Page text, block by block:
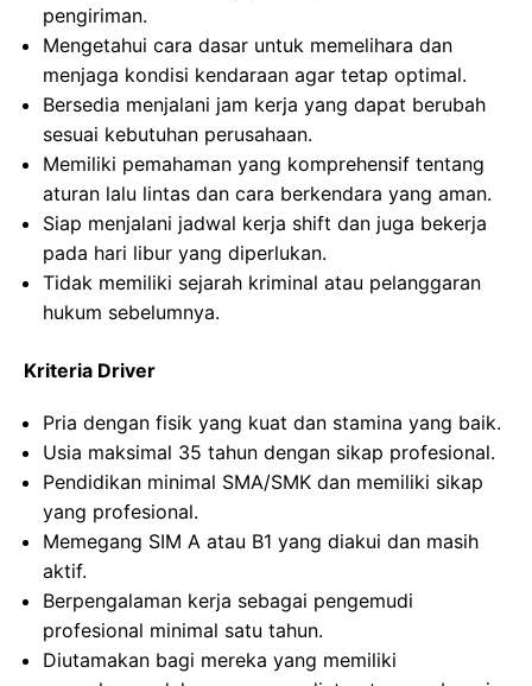
pengiriman.
Mengetahui cara dasar untuk memelihara dan
menjaga kondisi kendaraan agar tetap optimal.
Bersedia menjalani jam kerja yang dapat berubah
sesuai kebutuhan perusahaan.
Memiliki pemahaman yang komprehensif tentang
aturan lalu lintas dan cara berkendara yang aman.
Siap menjalani jadwal kerja shift dan juga bekerja
pada hari libur yang diperlukan.
Tidak memiliki sejarah kriminal atau pelanggaran
hukum sebelumnya.
Kriteria Driver
Pria dengan fisik yang kuat dan stamina yang baik.
Usia maksimal 35 tahun dengan sikap profesional.
Pendidikan minimal SMA/SMK dan memiliki sikap
yang profesional.
Memegang SIM A atau B1 yang diakui dan masih
aktif.
Berpengalaman kerja sebagai pengemudi
profesional minimal satu tahun.
Diutamakan bagi mereka yang memiliki